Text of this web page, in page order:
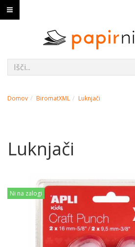
Domov BiromatXML Luknjači
Luknjači
Ni na zalogi